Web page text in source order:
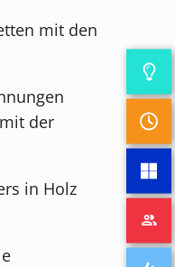
mit den
der
in Holz